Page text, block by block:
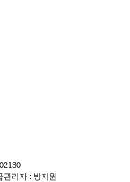
관리자 : 방지원